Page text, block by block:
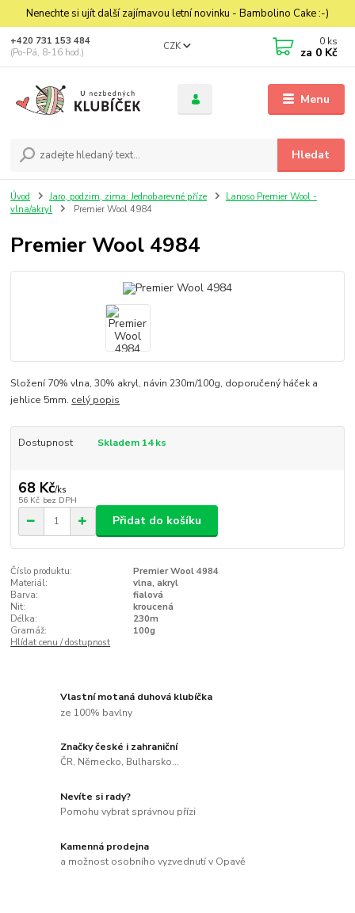
Nenechte si ujít další zajímavou letní novinku - Bambolino Cake :-)
Menu
CZK
Hledat
+420 731 153 484
(Po-Pá, 8-16 hod.)
0 ks
za 0 Kč
Úvod Jaro, podzim, zima: Jednobarevné příze
Lanoso Premier Wool -
vlna/akryl
Premier Wool 4984
Premier Wool 4984
Složení 70% vlna, 30% akryl, návin 230m/100g, doporučený háček a
jehlice 5mm. celý popis
Dostupnost Skladem 14 ks
68 Kč/ks
56 Kč bez DPH
Přidat do košíku
Číslo produktu:
Premier Wool 4984
Materiál:
vlna, akryl
Barva:
fialová
Nit:
kroucená
Délka:
230m
Gramáž:
100g
Hlídat cenu / dostupnost
Vlastní motaná duhová klubíčka
ze 100% bavlny
Značky české i zahraniční
ČR, Německo, Bulharsko...
Nevíte si rady?
Pomohu vybrat správnou přízi
Kamenná prodejna
a možnost osobního vyzvednutí v Opavě